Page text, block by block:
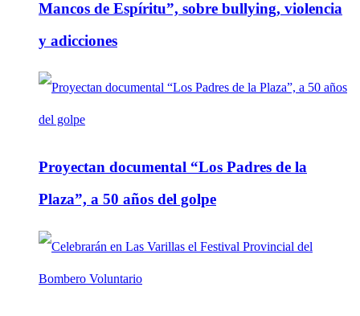
Mancos de Espíritu”, sobre bullying, violencia
y adicciones
Proyectan documental “Los Padres de la
Plaza”, a 50 años del golpe